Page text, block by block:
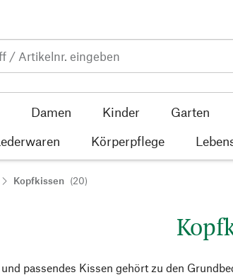
Damen Kinder Garten
Körperpflege
Kopfkissen (20)
passendes Kissen gehört zu den